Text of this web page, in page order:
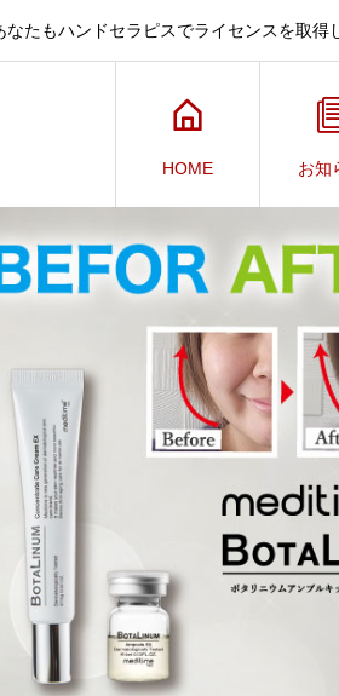
たもハンドセラピスでライセンスを取得
HOME お知